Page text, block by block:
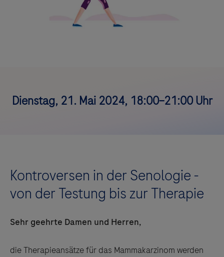
Dienstag, 21. Mai 2024, 18:00–21:00 Uhr
Kontroversen in der Senologie -
von der Testung bis zur Therapie
Sehr geehrte Damen und Herren,
die Therapieansätze für das Mammakarzinom werden